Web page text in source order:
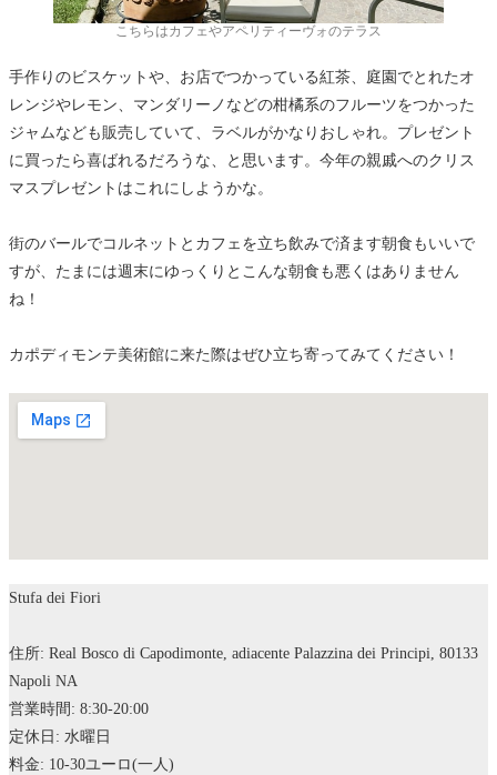
こちらはカフェやアペリティーヴォのテラス
手作りのビスケットや、お店でつかっている紅茶、庭園でとれたオ
レンジやレモン、マンダリーノなどの柑橘系のフルーツをつかった
ジャムなども販売していて、ラベルがかなりおしゃれ。プレゼント
に買ったら喜ばれるだろうな、と思います。今年の親戚へのクリス
マスプレゼントはこれにしようかな。
街のバールでコルネットとカフェを立ち飲みで済ます朝食もいいで
すが、たまには週末にゆっくりとこんな朝食も悪くはありません
ね！
カポディモンテ美術館に来た際はぜひ立ち寄ってみてください！
Stufa dei Fiori
住所: Real Bosco di Capodimonte, adiacente Palazzina dei Principi, 80133
Napoli NA
営業時間: 8:30-20:00
定休日: 水曜日
料金: 10-30ユーロ(一人)